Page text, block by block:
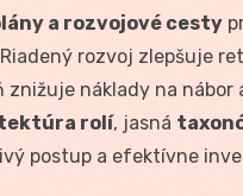
a rozvojové cesty
rozvoj zlepšuje
znižuje náklady na nábor
rolí, jasná
postup a efektívne